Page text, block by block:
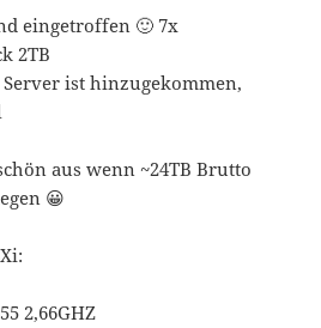
eingetroffen 🙂 7x
2TB
ist hinzugekommen,
aus wenn ~24TB Brutto
😀
2,66GHZ